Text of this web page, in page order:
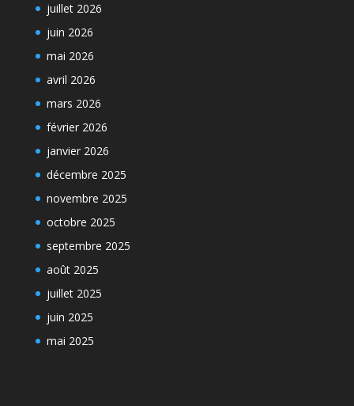
juillet 2026
juin 2026
mai 2026
avril 2026
mars 2026
février 2026
janvier 2026
décembre 2025
novembre 2025
octobre 2025
septembre 2025
août 2025
juillet 2025
juin 2025
mai 2025